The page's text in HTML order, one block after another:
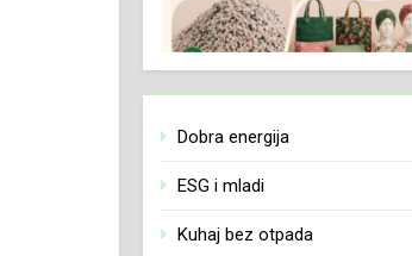
Dobra energija
ESG i mladi
Kuhaj bez otpada